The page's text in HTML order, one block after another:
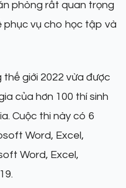
phòng rất quan trọng
phục vụ cho học tập và
giới 2022 vừa được
của hơn 100 thí sinh
Cuộc thi này có 6
Word, Excel,
Word, Excel,